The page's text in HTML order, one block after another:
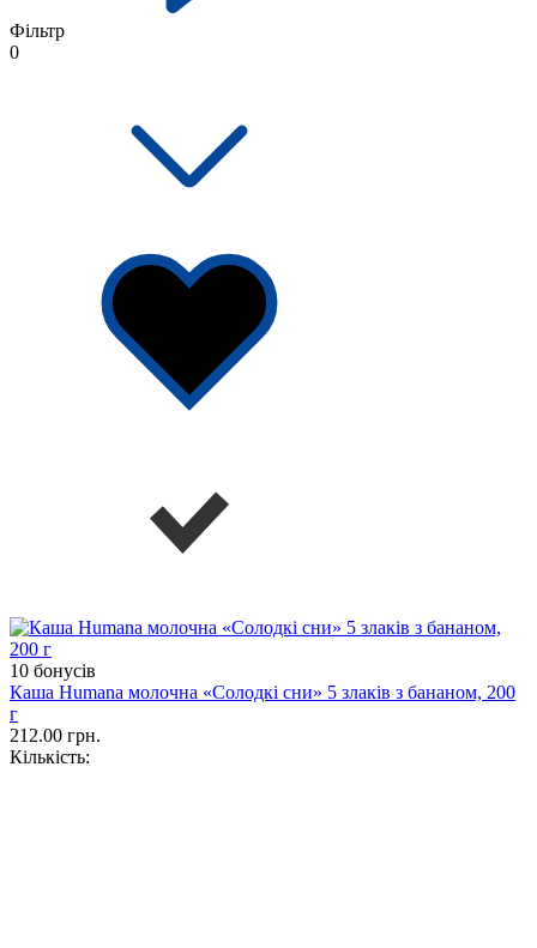
Фільтр
0
10 бонусів
Каша Humana молочна «Солодкі сни» 5 злаків з бананом, 200
г
212.00 грн.
Кількість: